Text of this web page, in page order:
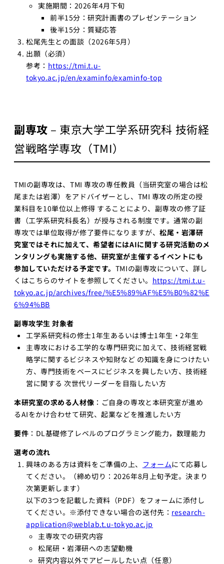
実施期間：2026年4月下旬
前半15分：研究計画書のプレゼンテーション
後半15分：質疑応答
松尾先生との面談（2026年5月）
出願（必須）
参考： https://tmi.t.u-
tokyo.ac.jp/en/examinfo/examinfo-top
副専攻 – 東京大学工学系研究科 技術経
営戦略学専攻（TMI）
TMIの副専攻は、TMI 専攻の専任教員（当研究室の場合は松
尾または岩澤）をアドバイザーとし、TMI 専攻の所定の授
業科目を10単位以上修得 することにより、副専攻の修了証
書（工学系研究科長名）が授与される制度です。通常の副
専攻では単位取得が修了要件になりますが、松尾・岩澤研
究室ではそれに加えて、希望者にはAIに関する研究活動のメ
ンタリングも実施する他、研究室が主催するイベントにも
参加していただける予定です。 TMIの副専攻について、詳し
くはこちらのサイトを参照してください。 https://tmi.t.u-
tokyo.ac.jp/archives/free/%E5%89%AF%E5%B0%82%E
6%94%BB
副専攻学生 対象者
工学系研究科の修士1年生あるいは博士1年生・2年生
主専攻における工学的な専門研究に加えて、技術経営戦
略学に関するビジネスや知財など の知識を身につけたい
方、専門技術をベースにビジネスを興したい方、技術経
営に関する 次世代リーダーを目指したい方
本研究室の求める人材像 ：ご自身の専攻と本研究室が進め
るAIをかけ合わせて研究、起業などを推進したい方
要件 ：DL基礎修了レベルのプログラミング能力，数理能力
選考の流れ
興味のある方は資料をご準備の上、 フォームにて応募し
てください。（締め切り：2026年8月上旬予定。決まり
次第更新します）
以下の3つを記載した資料（PDF）をフォームに添付し
てください。※添付できない場合の送付先： research-
application@weblab.t.u-tokyo.ac.jp
主専攻での研究内容
松尾研・岩澤研への志望動機
研究内容以外でアピールしたい点（任意）